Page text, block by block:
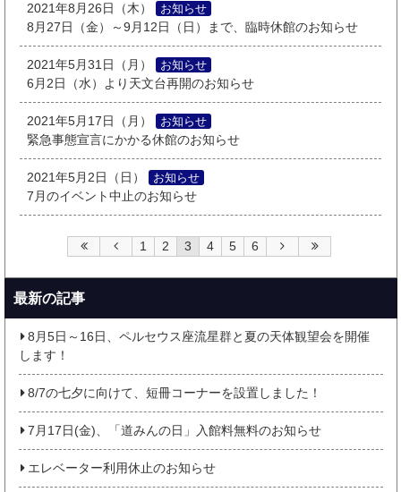
2021年8月26日（木）
お知らせ
8月27日（金）～9月12日（日）まで、臨時休館のお知らせ
2021年5月31日（月）
お知らせ
6月2日（水）より天文台再開のお知らせ
2021年5月17日（月）
お知らせ
緊急事態宣言にかかる休館のお知らせ
2021年5月2日（日）
お知らせ
7月のイベント中止のお知らせ
1 2 3 4 5 6
最新の記事
8月5日～16日、ペルセウス座流星群と夏の天体観望会を開催
します！
8/7の七夕に向けて、短冊コーナーを設置しました！
7月17日(金)、「道みんの日」入館料無料のお知らせ
エレベーター利用休止のお知らせ